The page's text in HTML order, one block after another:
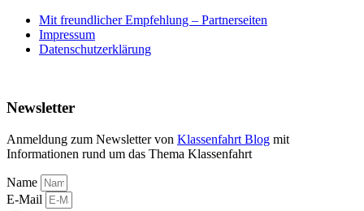
Mit freundlicher Empfehlung – Partnerseiten
Impressum
Datenschutzerklärung
Newsletter
Anmeldung zum Newsletter von Klassenfahrt Blog mit
Informationen rund um das Thema Klassenfahrt
Name
E-Mail